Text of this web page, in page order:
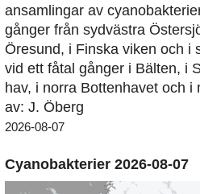
ansamlingar av
gånger från sydvästra
Öresund, i Finska viken och i
vid ett fåtal gånger i Bälten, i
hav, i norra Bottenhavet och i
av: J. Öberg
2026-08-07
Cyanobakterier 2026-08-07